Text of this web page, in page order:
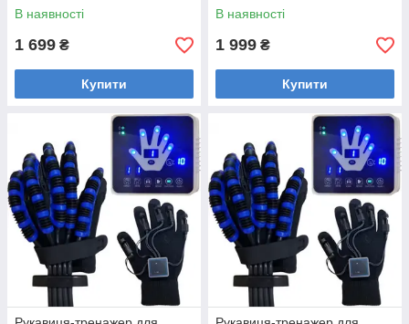
В наявності
1 699 ₴
Купити
В наявності
1 999 ₴
Купити